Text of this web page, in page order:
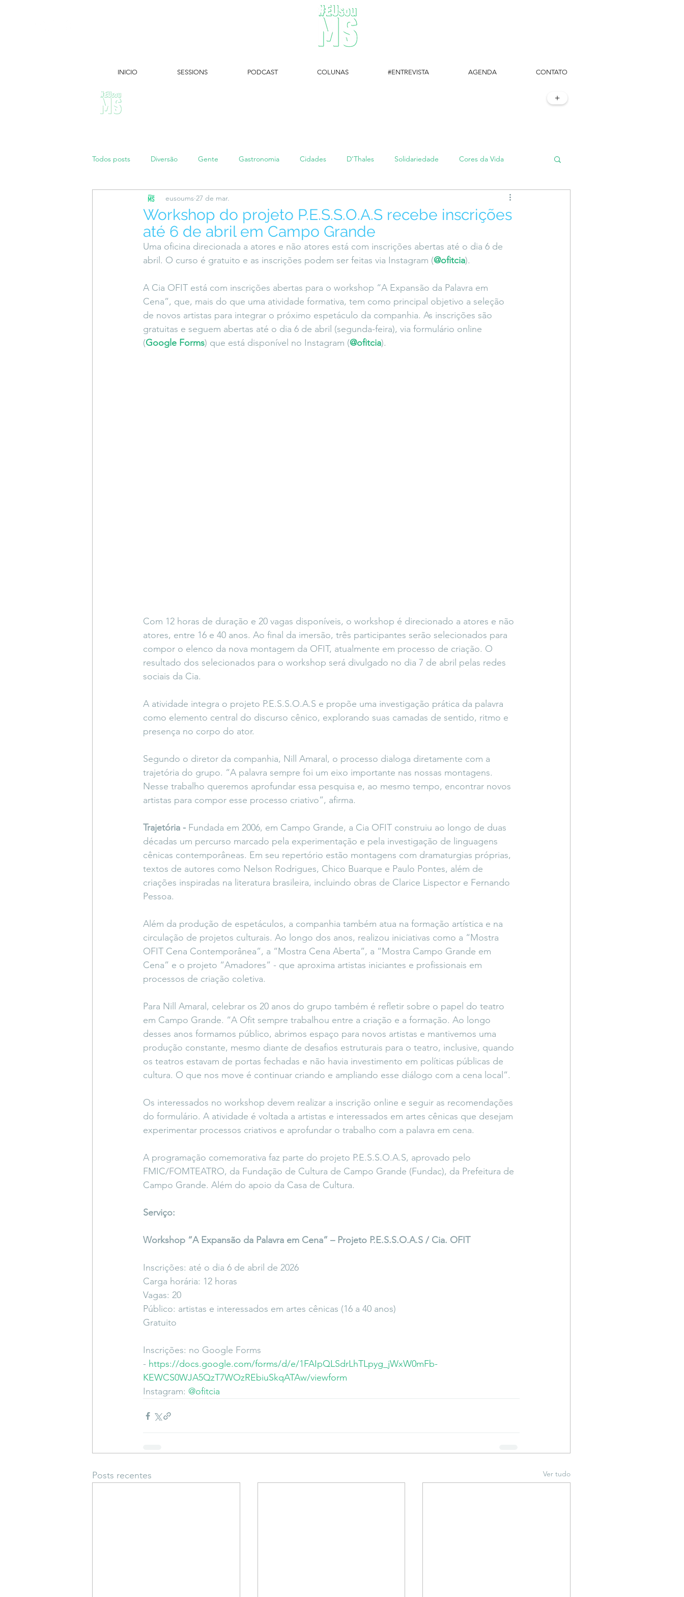
Todos posts Diversão Gente Gastronomia Cidades D'Thales Solidariedade Cores da Vida
Papo de Mãe #maratonei #TôemSampa, meu!
Coluna do Vasques #DescomplicaLara #entrevista Entre Palavras
Workshop do projeto P.E.S.S.O.A.S recebe inscrições
até 6 de abril em Campo Grande
eusoums 27 de mar.
Uma oficina direcionada a atores e não atores está com inscrições abertas até o dia 6 de
abril. O curso é gratuito e as inscrições podem ser feitas via Instagram (@ofitcia).
A Cia OFIT está com inscrições abertas para o workshop “A Expansão da Palavra em
Cena”, que, mais do que uma atividade formativa, tem como principal objetivo a seleção
de novos artistas para integrar o próximo espetáculo da companhia. As inscrições são
gratuitas e seguem abertas até o dia 6 de abril (segunda-feira), via formulário online
(Google Forms) que está disponível no Instagram (@ofitcia).
Com 12 horas de duração e 20 vagas disponíveis, o workshop é direcionado a atores e não
atores, entre 16 e 40 anos. Ao final da imersão, três participantes serão selecionados para
compor o elenco da nova montagem da OFIT, atualmente em processo de criação. O
resultado dos selecionados para o workshop será divulgado no dia 7 de abril pelas redes
sociais da Cia.
A atividade integra o projeto P.E.S.S.O.A.S e propõe uma investigação prática da palavra
como elemento central do discurso cênico, explorando suas camadas de sentido, ritmo e
presença no corpo do ator.
Segundo o diretor da companhia, Nill Amaral, o processo dialoga diretamente com a
trajetória do grupo. “A palavra sempre foi um eixo importante nas nossas montagens.
Nesse trabalho queremos aprofundar essa pesquisa e, ao mesmo tempo, encontrar novos
artistas para compor esse processo criativo”, afirma.
Trajetória - Fundada em 2006, em Campo Grande, a Cia OFIT construiu ao longo de duas
décadas um percurso marcado pela experimentação e pela investigação de linguagens
cênicas contemporâneas. Em seu repertório estão montagens com dramaturgias próprias,
textos de autores como Nelson Rodrigues, Chico Buarque e Paulo Pontes, além de
criações inspiradas na literatura brasileira, incluindo obras de Clarice Lispector e Fernando
Pessoa.
Além da produção de espetáculos, a companhia também atua na formação artística e na
circulação de projetos culturais. Ao longo dos anos, realizou iniciativas como a “Mostra
OFIT Cena Contemporânea”, a “Mostra Cena Aberta”, a “Mostra Campo Grande em
Cena” e o projeto “Amadores” - que aproxima artistas iniciantes e profissionais em
processos de criação coletiva.
Para Nill Amaral, celebrar os 20 anos do grupo também é refletir sobre o papel do teatro
em Campo Grande. “A Ofit sempre trabalhou entre a criação e a formação. Ao longo
desses anos formamos público, abrimos espaço para novos artistas e mantivemos uma
produção constante, mesmo diante de desafios estruturais para o teatro, inclusive, quando
os teatros estavam de portas fechadas e não havia investimento em políticas públicas de
cultura. O que nos move é continuar criando e ampliando esse diálogo com a cena local”.
Os interessados no workshop devem realizar a inscrição online e seguir as recomendações
do formulário. A atividade é voltada a artistas e interessados em artes cênicas que desejam
experimentar processos criativos e aprofundar o trabalho com a palavra em cena.
A programação comemorativa faz parte do projeto P.E.S.S.O.A.S, aprovado pelo
FMIC/FOMTEATRO, da Fundação de Cultura de Campo Grande (Fundac), da Prefeitura de
Campo Grande. Além do apoio da Casa de Cultura.
Serviço:
Workshop “A Expansão da Palavra em Cena” – Projeto P.E.S.S.O.A.S / Cia. OFIT
Inscrições: até o dia 6 de abril de 2026
Carga horária: 12 horas
Vagas: 20
Público: artistas e interessados em artes cênicas (16 a 40 anos)
Gratuito
Inscrições: no Google Forms
- https://docs.google.com/forms/d/e/1FAIpQLSdrLhTLpyg_jWxW0mFb-
KEWCS0WJA5QzT7WOzREbiuSkqATAw/viewform
Instagram: @ofitcia
Posts recentes Ver tudo
+
INICIO SESSIONS PODCAST COLUNAS #ENTREVISTA AGENDA CONTATO